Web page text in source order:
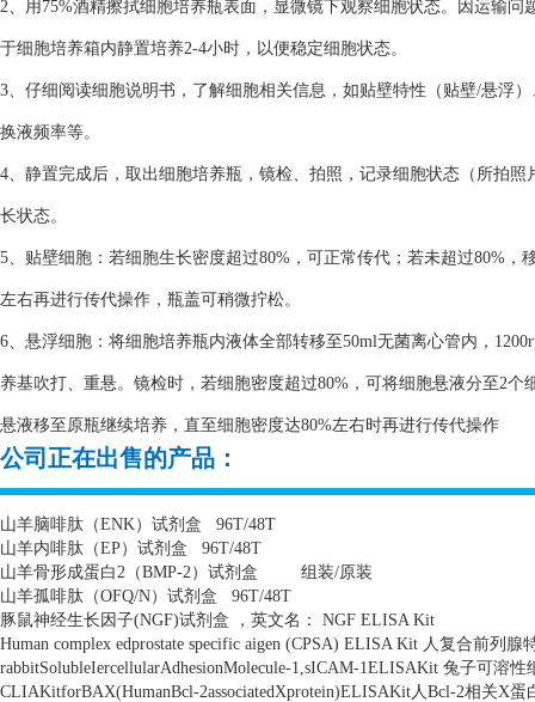
2、用75%酒精擦拭细胞培养瓶表面，显微镜下观察细胞状态。因运输
于细胞培养箱内静置培养2-4小时，以便稳定细胞状态。
3、仔细阅读细胞说明书，了解细胞相关信息，如贴壁特性（贴壁/悬浮
换液频率等。
4、静置完成后，取出细胞培养瓶，镜检、拍照，记录细胞状态（所拍
长状态。
5、贴壁细胞：若细胞生长密度超过80%，可正常传代；若未超过80%
左右再进行传代操作，瓶盖可稍微拧松。
6、悬浮细胞：将细胞培养瓶内液体全部转移至50ml无菌离心管内，
养基吹打、重悬。镜检时，若细胞密度超过80%，可将细胞悬液分至2
悬液移至原瓶继续培养，直至细胞密度达80%左右时再进行传代操作
公司正在出售的产品：
山羊脑啡肽（ENK）试剂盒
96T/48T
山羊内啡肽（EP）试剂盒
96T/48T
山羊骨形成蛋白2 （BMP-2）试剂盒 组装/原装
山羊孤啡肽（OFQ/N）试剂盒
96T/48T
豚鼠神经生长因子(NGF)试剂盒 ，英文名：
NGF ELISA Kit
Human complex edprostate specific aigen (CPSA) ELISA Kit 人复合前列腺
rabbitSolubleIercellularAdhesionMolecule-1,sICAM-1ELISAKit 兔子可溶性
CLIAKitforBAX(HumanBcl-2associatedXprotein)ELISAKit人Bcl-2相关X蛋